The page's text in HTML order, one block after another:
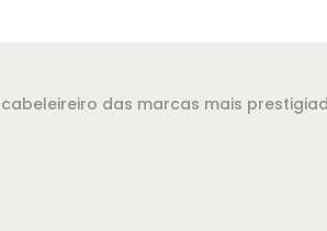
das marcas mais